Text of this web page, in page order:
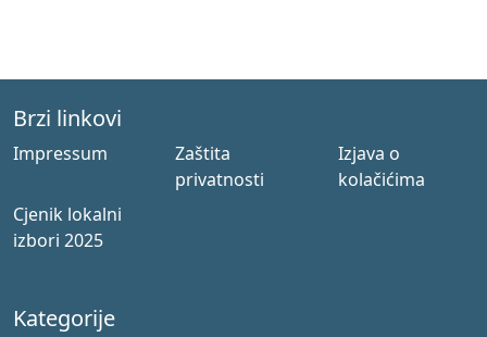
Brzi linkovi
Impressum
Zaštita
privatnosti
Izjava o
kolačićima
Cjenik lokalni
izbori 2025
Kategorije